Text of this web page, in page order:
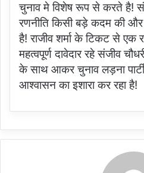
चुनाव मे विशेष रूप से करते है!
रणनीति किसी बड़े कदम की और
है! राजीव शर्मा के टिकट से
महत्वपूर्ण दावेदार रहे संजीव
के साथ आकर चुनाव लड़ना
आश्वासन का इशारा कर रहा है!